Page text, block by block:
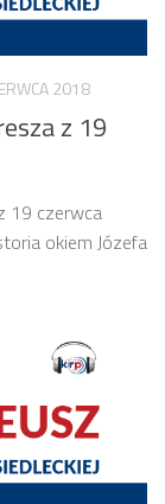
2018
z 19
19 czerwca
okiem Józefa